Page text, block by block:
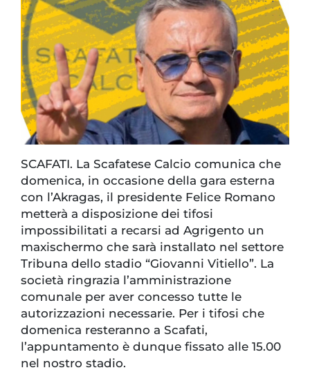
SCAFATI. La Scafatese Calcio comunica che
domenica, in occasione della gara esterna
con l’Akragas, il presidente Felice Romano
metterà a disposizione dei tifosi
impossibilitati a recarsi ad Agrigento un
maxischermo che sarà installato nel settore
Tribuna dello stadio “Giovanni Vitiello”. La
società ringrazia l’amministrazione
comunale per aver concesso tutte le
autorizzazioni necessarie. Per i tifosi che
domenica resteranno a Scafati,
l’appuntamento è dunque fissato alle 15.00
nel nostro stadio.